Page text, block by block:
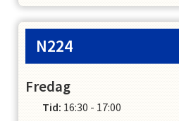
N224
Fredag
Tid: 16:30 - 17:00